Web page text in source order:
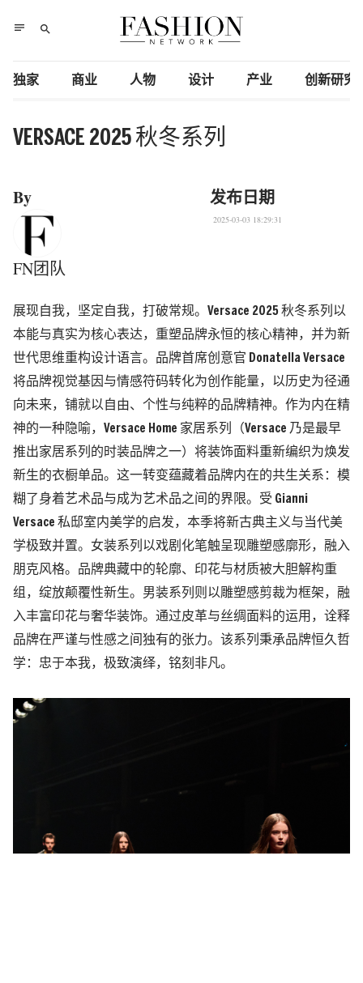
notes search
独家 商业 人物 设计 产业 创新研究
VERSACE 2025 秋冬系列
By
FN团队
发布日期
2025-03-03 18:29:31
展现自我，坚定自我，打破常规。Versace 2025 秋冬系列以
本能与真实为核心表达，重塑品牌永恒的核心精神，并为新
世代思维重构设计语言。品牌首席创意官 Donatella Versace
将品牌视觉基因与情感符码转化为创作能量，以历史为径通
向未来，铺就以自由、个性与纯粹的品牌精神。作为内在精
神的一种隐喻，Versace Home 家居系列（Versace 乃是最早
推出家居系列的时装品牌之一）将装饰面料重新编织为焕发
新生的衣橱单品。这一转变蕴藏着品牌内在的共生关系：模
糊了身着艺术品与成为艺术品之间的界限。受 Gianni
Versace 私邸室内美学的启发，本季将新古典主义与当代美
学极致并置。女装系列以戏剧化笔触呈现雕塑感廓形，融入
朋克风格。品牌典藏中的轮廓、印花与材质被大胆解构重
组，绽放颠覆性新生。男装系列则以雕塑感剪裁为框架，融
入丰富印花与奢华装饰。通过皮革与丝绸面料的运用，诠释
品牌在严谨与性感之间独有的张力。该系列秉承品牌恒久哲
学：忠于本我，极致演绎，铭刻非凡。